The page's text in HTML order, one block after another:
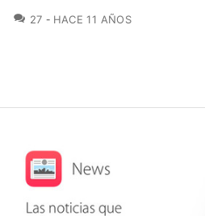
27 COMENTARIOS
HACE 11 AÑOS